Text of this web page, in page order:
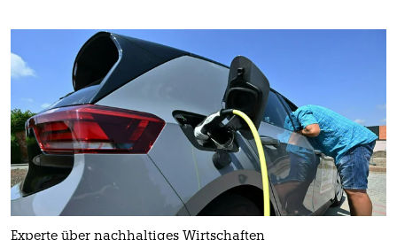
Experte über nachhaltiges Wirtschaften